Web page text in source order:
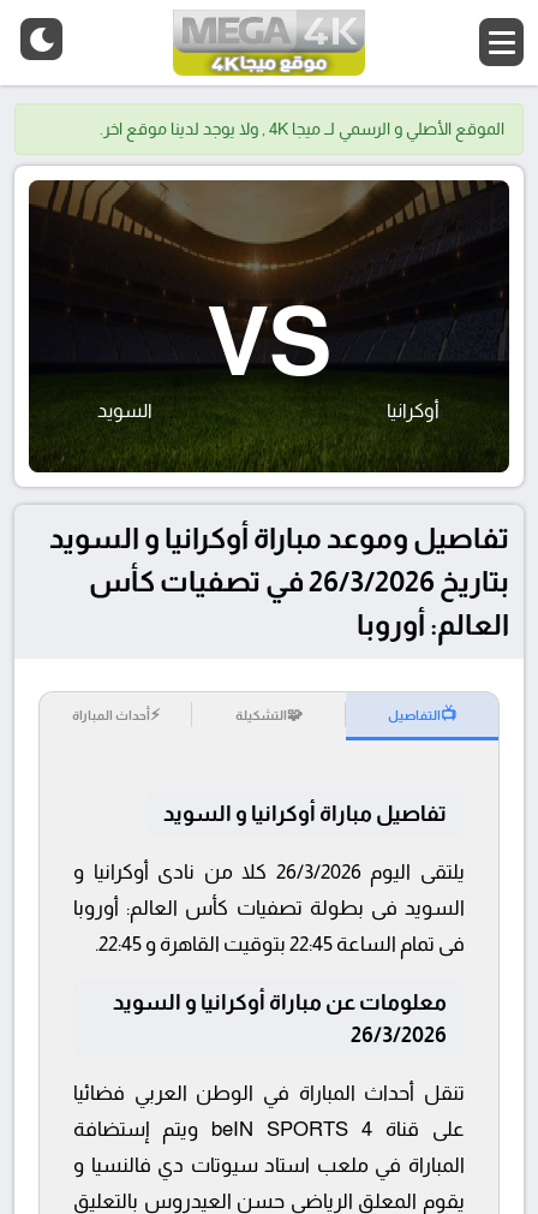
الموقع الأصلي و الرسمي لــ ميجا 4K , ولا يوجد لدينا موقع اخر.
أوكرانيا
VS
السويد
تفاصيل وموعد مباراة أوكرانيا و السويد
بتاريخ 26/3/2026 في تصفيات كأس
العالم: أوروبا
📺التفاصيل 🧩التشكيلة ⚡أحداث المباراة
تفاصيل مباراة أوكرانيا و السويد
يلتقى اليوم 26/3/2026 كلا من نادى أوكرانيا و
السويد فى بطولة تصفيات كأس العالم: أوروبا
فى تمام الساعة 22:45 بتوقيت القاهرة و 22:45.
معلومات عن مباراة أوكرانيا و السويد
26/3/2026
تنقل أحداث المباراة في الوطن العربي فضائيا
على قناة beIN SPORTS 4 ويتم إستضافة
المباراة في ملعب استاد سيوتات دي فالنسيا و
يقوم المعلق الرياضى حسن العيدروس بالتعليق